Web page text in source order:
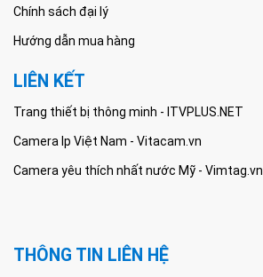
Chính sách đại lý
Hướng dẫn mua hàng
LIÊN KẾT
Trang thiết bị thông minh - ITVPLUS.NET
Camera Ip Việt Nam - Vitacam.vn
Camera yêu thích nhất nước Mỹ - Vimtag.vn
THÔNG TIN LIÊN HỆ